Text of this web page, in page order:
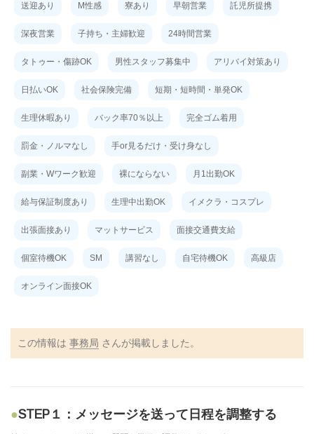
送迎あり M性感 寮あり 早朝営業 託児所提携
深夜営業 子持ち・主婦歓迎 24時間営業
タトゥー・傷跡OK 男性スタッフ募集中 アリバイ対策あり
日払いOK 社会保険完備 短期・短時間・単発OK
生理休暇あり バック率70％以上 完全ゴム着用
罰金・ノルマなし 手or見るだけ・受け身なし
副業・Wワーク歓迎 裸にならない 月1出勤OK
給与保証制度あり 生理中出勤OK イメクラ・コスプレ
出張面接あり マットサービス 面接交通費支給
個室待機OK SM 講習なし 自宅待機OK 高級店
オンライン面接OK
この情報は 事務局 さんが掲載しました。
STEP１：メッセージを送って日程を調整する